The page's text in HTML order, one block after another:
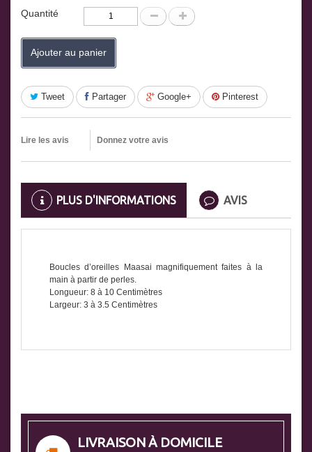
Quantité
Ajouter au panier
Tweet Partager Google+ Pinterest
Lire les avis Donnez votre avis
PLUS D'INFORMATIONS AVIS
Boucles d’oreilles Maasai magnifiquement faites à la
main à partir de perles.
Longueur: 8 à 10 Centimètres
Largeur: 3 à 3.5 Centimètres
LIVRAISON À DOMICILE